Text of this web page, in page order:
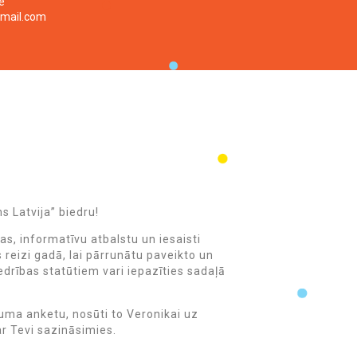
Latvija” biedru!
informatīvu atbalstu un iesaisti
gadā, lai pārrunātu paveikto un
statūtiem vari iepazīties sadaļā
anketu, nosūti to Veronikai uz
Tevi sazināsimies.